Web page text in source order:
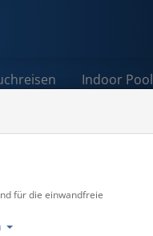
Indoor Pool
für die einwandfreie